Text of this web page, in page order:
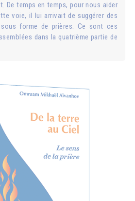
De temps en temps, pour nous aider
voie, il lui arrivait de suggérer des
forme de prières. Ce sont ces
dans la quatrième partie de